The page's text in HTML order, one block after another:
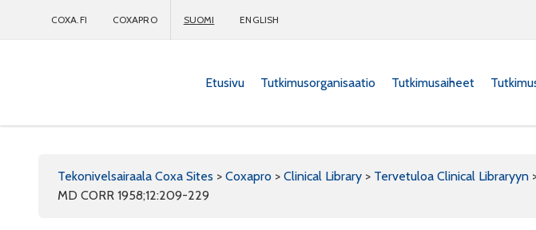
COXA.FI COXAPRO SUOMI ENGLISH
Etusivu Tutkimusorganisaatio Tutkimusaiheet
Tekonivelsairaala Coxa Sites > Coxapro > Clinical Library > Tervetuloa Clinical Libraryyn
MD CORR 1958;12:209-229